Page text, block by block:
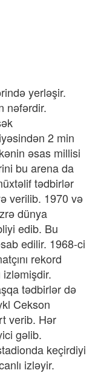
yerləşir.
nəfərdir.
2 min
əsas millisi
bu arena da
tədbirlər
verilib. 1970 və
dünya
edib. Bu
edilir. 1968-ci
rekord
tədbirlər də
Cekson
verib. Hər
gəlib.
keçirdiyi
izləyir.